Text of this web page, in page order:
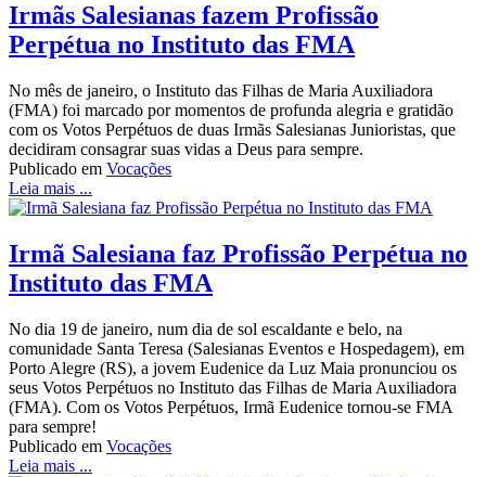
Irmãs Salesianas fazem Profissão
Perpétua no Instituto das FMA
No mês de janeiro, o Instituto das Filhas de Maria Auxiliadora
(FMA) foi marcado por momentos de profunda alegria e gratidão
com os Votos Perpétuos de duas Irmãs Salesianas Junioristas, que
decidiram consagrar suas vidas a Deus para sempre.
Publicado em Vocações
Leia mais ...
Irmã Salesiana faz Profissão Perpétua no
Instituto das FMA
No dia 19 de janeiro, num dia de sol escaldante e belo, na
comunidade Santa Teresa (Salesianas Eventos e Hospedagem), em
Porto Alegre (RS), a jovem Eudenice da Luz Maia pronunciou os
seus Votos Perpétuos no Instituto das Filhas de Maria Auxiliadora
(FMA). Com os Votos Perpétuos, Irmã Eudenice tornou-se FMA
para sempre!
Publicado em Vocações
Leia mais ...